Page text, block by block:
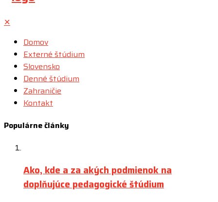
✕
Domov
Externé štúdium
Slovensko
Denné štúdium
Zahraničie
Kontakt
Populárne články
Ako, kde a za akých podmienok na
doplňujúce pedagogické štúdium